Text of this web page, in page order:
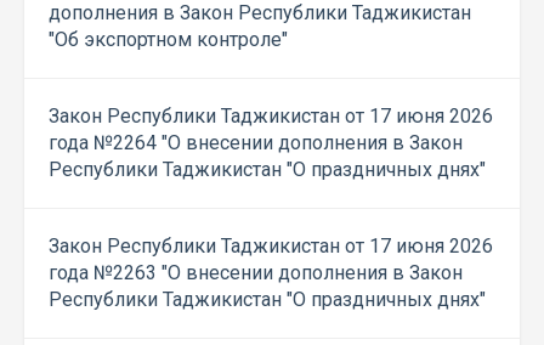
дополнения в Закон Республики Таджикистан
"Об экспортном контроле"
Закон Республики Таджикистан от 17 июня 2026
года №2264 "О внесении дополнения в Закон
Республики Таджикистан "О праздничных днях"
Закон Республики Таджикистан от 17 июня 2026
года №2263 "О внесении дополнения в Закон
Республики Таджикистан "О праздничных днях"